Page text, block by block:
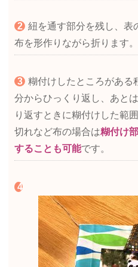
紐を通す部分を残し、表
布を形作りながら折ります。
糊付けしたところがある
分からひっくり返し、あと
り返すときに糊付けした範
切れなど布の場合は糊付け
することも可能です。